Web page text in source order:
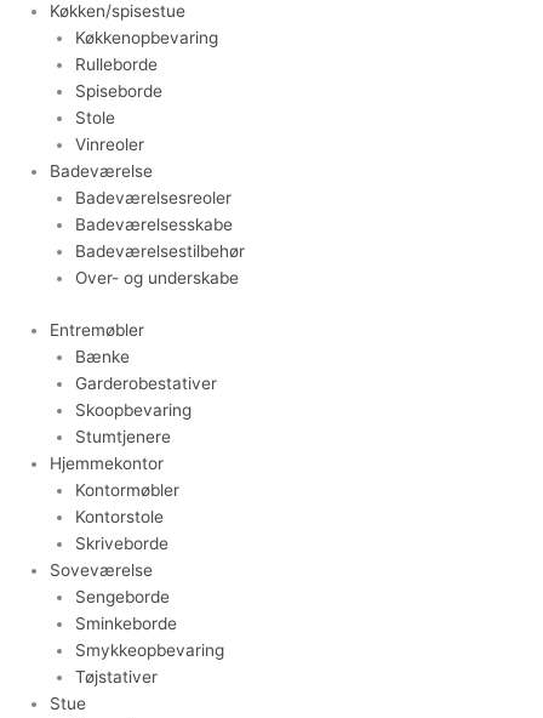
Køkken/spisestue
Køkkenopbevaring
Rulleborde
Spiseborde
Stole
Vinreoler
Badeværelse
Badeværelsesreoler
Badeværelsesskabe
Badeværelsestilbehør
Over- og underskabe
Entremøbler
Bænke
Garderobestativer
Skoopbevaring
Stumtjenere
Hjemmekontor
Kontormøbler
Kontorstole
Skriveborde
Soveværelse
Sengeborde
Sminkeborde
Smykkeopbevaring
Tøjstativer
Stue